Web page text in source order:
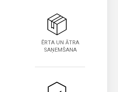
ĒRTA UN ĀTRA
SAŅEMŠANA